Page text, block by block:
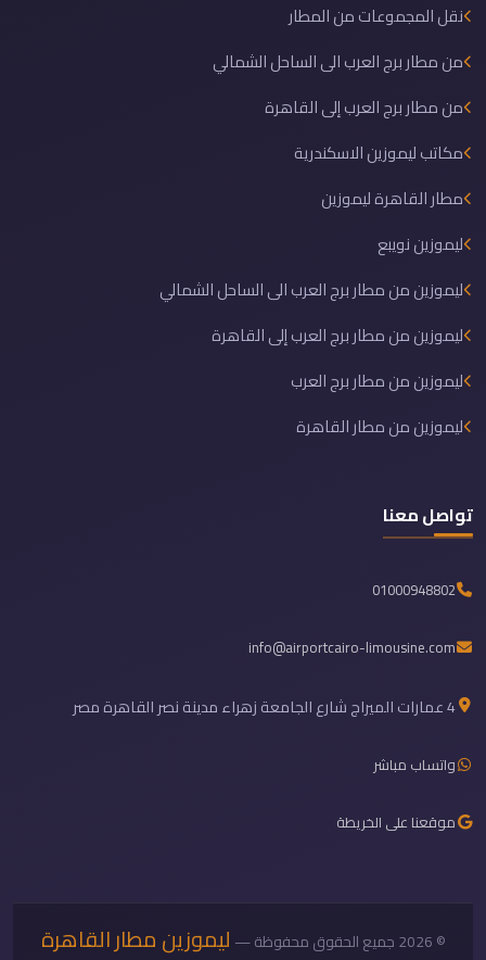
نقل المجموعات من المطار
من مطار برج العرب الى الساحل الشمالي
من مطار برج العرب إلى القاهرة
مكاتب ليموزين الاسكندرية
مطار القاهرة ليموزين
ليموزين نويبع
ليموزين من مطار برج العرب الى الساحل الشمالي
ليموزين من مطار برج العرب إلى القاهرة
ليموزين من مطار برج العرب
ليموزين من مطار القاهرة
تواصل معنا
01000948802
info@airportcairo-limousine.com
4 عمارات الميراج شارع الجامعة زهراء مدينة نصر القاهرة مصر
واتساب مباشر
موقعنا على الخريطة
ليموزين مطار القاهرة